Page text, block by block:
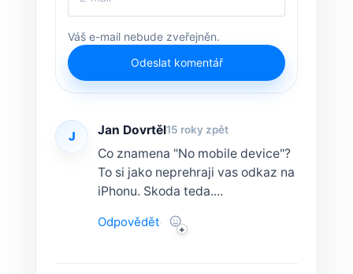
Váš e-mail nebude zveřejněn.
Odeslat komentář
J Jan Dovrtěl15 roky zpět
Co znamena "No mobile device"?
To si jako neprehraji vas odkaz na
iPhonu. Skoda teda....
Odpovědět·